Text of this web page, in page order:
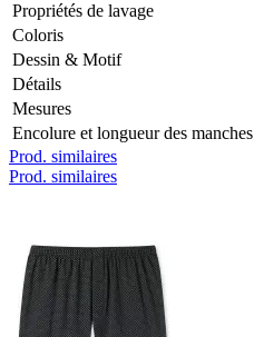
Propriétés de lavage
Coloris
Dessin & Motif
Détails
Mesures
Encolure et longueur des manches
Prod. similaires
Prod. similaires